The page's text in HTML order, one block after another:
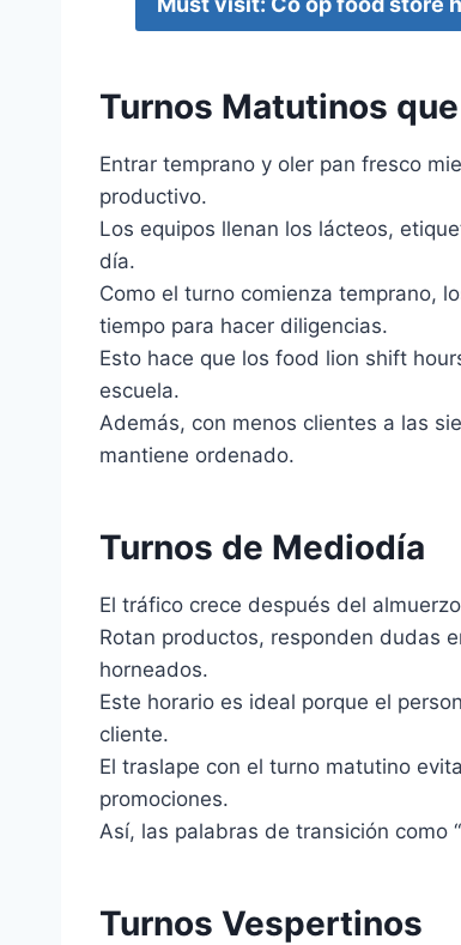
Turnos Matutinos
Entrar temprano y oler pan fresco
productivo.
Los equipos llenan los lácteos,
día.
Como el turno comienza temprano,
tiempo para hacer diligencias.
Esto hace que los food lion shift
escuela.
Además, con menos clientes a las
mantiene ordenado.
Turnos de Mediodía
El tráfico crece después del
Rotan productos, responden dudas
horneados.
Este horario es ideal porque el
cliente.
El traslape con el turno matutino
promociones.
Así, las palabras de transición como
Turnos Vespertinos